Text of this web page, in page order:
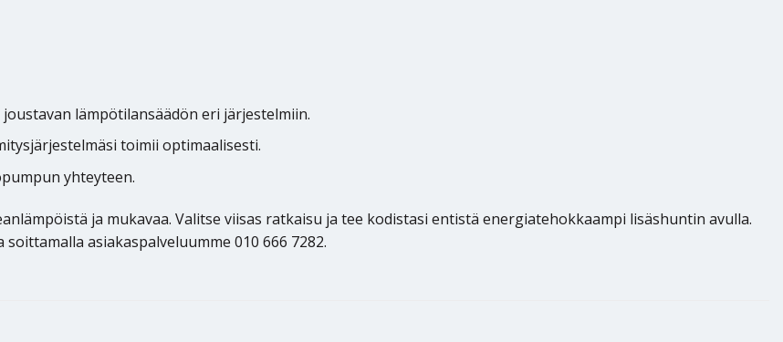
lämpötilansäädön eri järjestelmiin.
toimii optimaalisesti.
yhteyteen.
ja mukavaa. Valitse viisas ratkaisu ja tee kodistasi entistä energiatehokkaampi lisäshuntin avulla.
asiakaspalveluumme 010 666 7282.